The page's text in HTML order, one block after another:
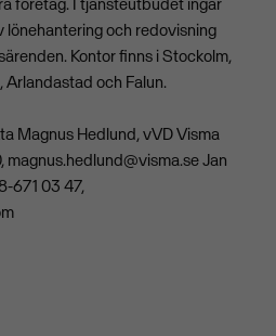
lönehantering och redovisning
Kontor finns i Stockolm,
Arlandastad och Falun.
Magnus Hedlund, vVD Visma
magnus.hedlund@visma.seJan
671 03 47,